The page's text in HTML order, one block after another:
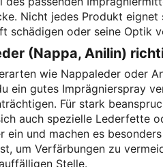
Nicht jedes Produkt
schädigen oder seine Optik
(Nappa, Anilin)
wie Nappaleder oder
ein gutes Imprägnierspray
Für stark
auch spezielle Lederfette
ein und machen es
um Verfärbungen zu
Stelle.